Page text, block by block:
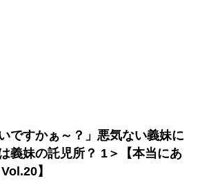
ですかぁ～？」悪気ない義妹に
義妹の託児所？ 1＞【本当にあ
】